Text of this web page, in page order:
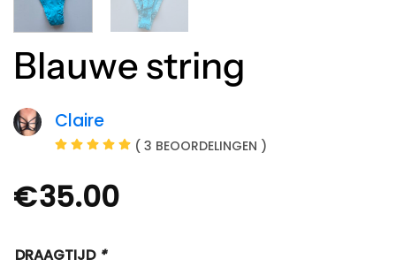
Blauwe string
Claire
( 3 BEOORDELINGEN )
€35.00
DRAAGTIJD *